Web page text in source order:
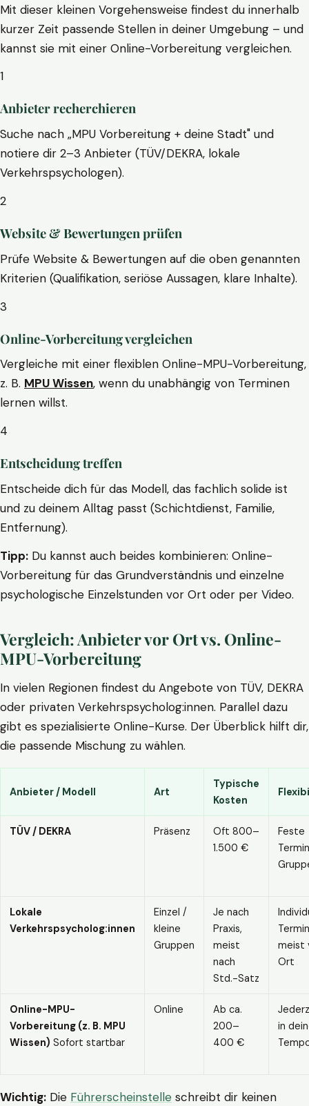
Mit dieser kleinen Vorgehensweise findest du innerhalb
kurzer Zeit passende Stellen in deiner Umgebung – und
kannst sie mit einer Online-Vorbereitung vergleichen.
1
Anbieter recherchieren
Suche nach „MPU Vorbereitung + deine Stadt" und
notiere dir 2–3 Anbieter (TÜV/DEKRA, lokale
Verkehrspsychologen).
2
Website & Bewertungen prüfen
Prüfe Website & Bewertungen auf die oben genannten
Kriterien (Qualifikation, seriöse Aussagen, klare Inhalte).
3
Online-Vorbereitung vergleichen
Vergleiche mit einer flexiblen Online-MPU-Vorbereitung,
z. B. MPU Wissen, wenn du unabhängig von Terminen
lernen willst.
4
Entscheidung treffen
Entscheide dich für das Modell, das fachlich solide ist
und zu deinem Alltag passt (Schichtdienst, Familie,
Entfernung).
Tipp: Du kannst auch beides kombinieren: Online-
Vorbereitung für das Grundverständnis und einzelne
psychologische Einzelstunden vor Ort oder per Video.
Vergleich: Anbieter vor Ort vs. Online-
MPU-Vorbereitung
In vielen Regionen findest du Angebote von TÜV, DEKRA
oder privaten Verkehrspsycholog:innen. Parallel dazu
gibt es spezialisierte Online-Kurse. Der Überblick hilft dir,
die passende Mischung zu wählen.
Anbieter / Modell Art
Typische
Kosten
TÜV / DEKRA Präsenz
Oft 800–
1.500 €
Feste
Lokale
Verkehrspsycholog:innen
Einzel /
kleine
Gruppen
Je nach
Praxis,
meist
nach
Std.-Satz
meist
Ort
Online-MPU-
Vorbereitung (z. B. MPU
Wissen) Sofort startbar
Online
Ab ca.
200–
400 €
in
Wichtig: Die Führerscheinstelle schreibt dir keinen